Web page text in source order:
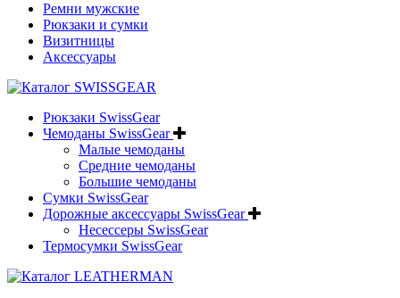
Ремни мужские
Рюкзаки и сумки
Визитницы
Аксессуары
Рюкзаки SwissGear
Чемоданы SwissGear
Малые чемоданы
Средние чемоданы
Большие чемоданы
Сумки SwissGear
Дорожные аксессуары SwissGear
Несессеры SwissGear
Термосумки SwissGear